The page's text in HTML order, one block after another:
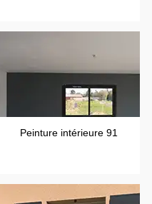
Peinture intérieure 91